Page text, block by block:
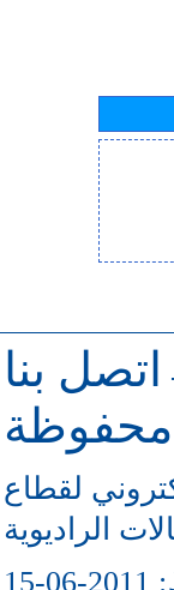
اتصل بنا
محفوظة
لقطاع
الراديوية
: 2011-06-15